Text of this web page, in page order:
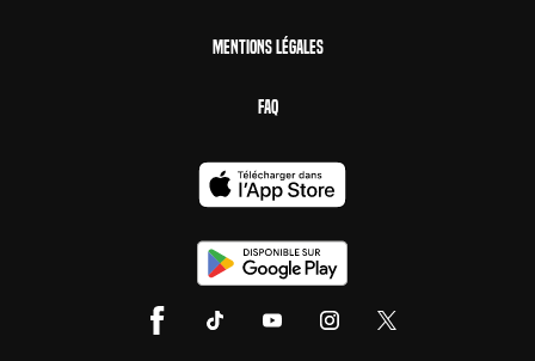
Mentions Légales
FAQ